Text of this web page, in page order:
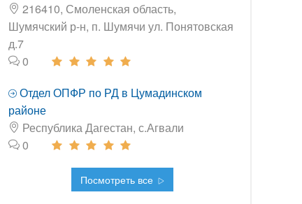
216410, Смоленская область,
Шумячский р-н, п. Шумячи ул. Понятовская
д.7
0
Отдел ОПФР по РД в Цумадинском
районе
Республика Дагестан, с.Агвали
0
Посмотреть все